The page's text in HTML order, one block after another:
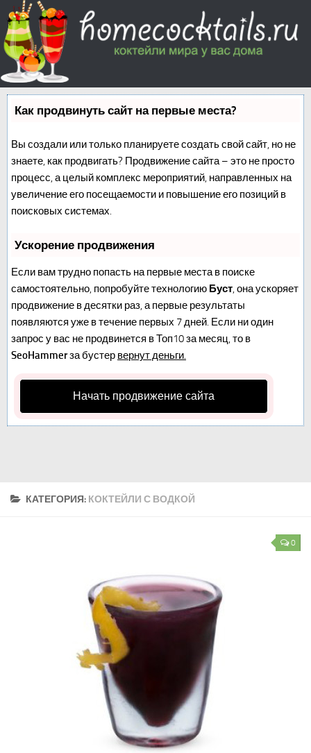
Как продвинуть сайт на первые места?
Вы создали или только планируете создать свой сайт, но не
знаете, как продвигать? Продвижение сайта – это не просто
процесс, а целый комплекс мероприятий, направленных на
увеличение его посещаемости и повышение его позиций в
поисковых системах.
Ускорение продвижения
Если вам трудно попасть на первые места в поиске
самостоятельно, попробуйте технологию Буст, она ускоряет
продвижение в десятки раз, а первые результаты
появляются уже в течение первых 7 дней. Если ни один
запрос у вас не продвинется в Топ10 за месяц, то в
SeoHammerза бустер вернут деньги.
Начать продвижение сайта
КАТЕГОРИЯ: КОКТЕЙЛИ С ВОДКОЙ
0